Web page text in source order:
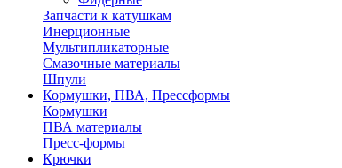
Запчасти к катушкам
Инерционные
Мультипликаторные
Смазочные материалы
Шпули
Кормушки, ПВА, Прессформы
Кормушки
ПВА материалы
Пресс-формы
Крючки